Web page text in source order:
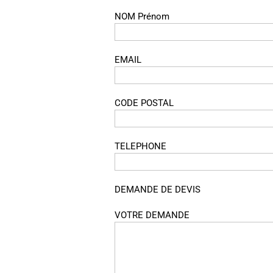
NOM Prénom
EMAIL
CODE POSTAL
TELEPHONE
DEMANDE DE DEVIS
VOTRE DEMANDE